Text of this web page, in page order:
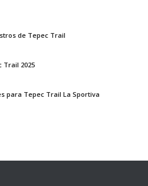
de Tepec Trail
Trail 2025
para Tepec Trail La Sportiva